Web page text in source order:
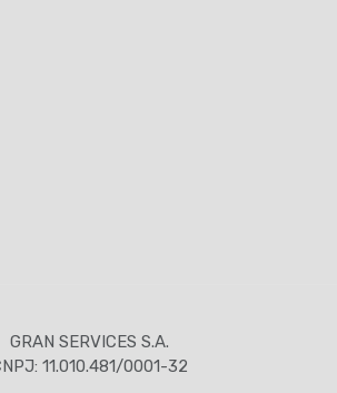
GRAN SERVICES S.A.
11.010.481/0001-32